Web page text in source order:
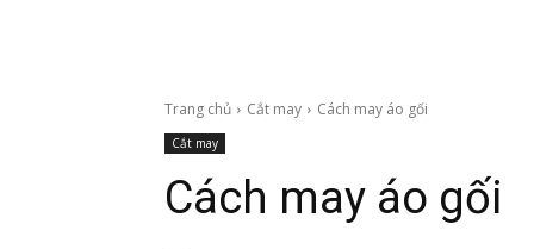
Trang chủ Cắt may Cách may áo gối
Cắt may
Cách may áo gối